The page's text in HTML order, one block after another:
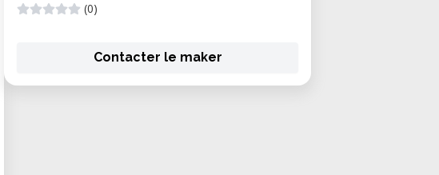
(0)
Contacter le maker